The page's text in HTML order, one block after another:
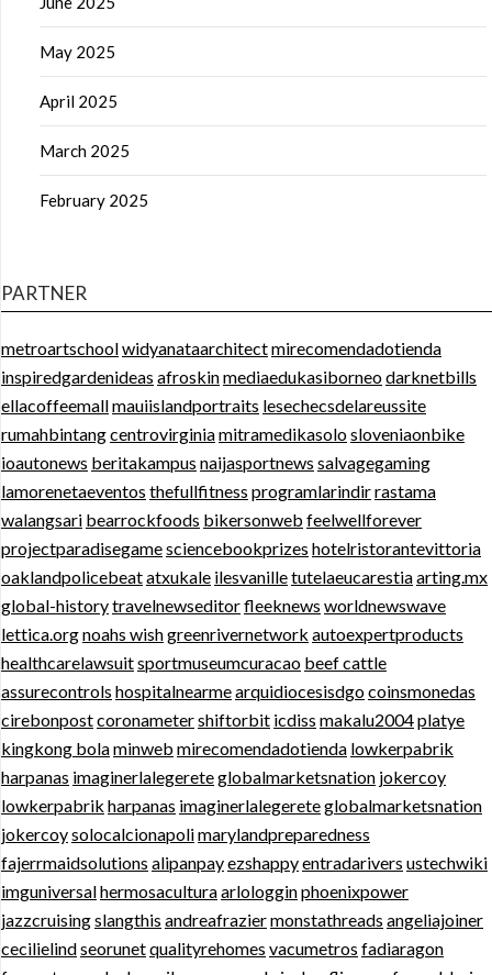
May 2025
April 2025
March 2025
February 2025
PARTNER
metroartschoolwidyanataarchitectmirecomendadotienda
inspiredgardenideas afroskinmediaedukasiborneodarknetbills
ellacoffeemallmauiislandportraits lesechecsdelareussite
rumahbintangcentrovirginiamitramedikasolosloveniaonbike
ioautonews beritakampus naijasportnews salvagegaming
lamorenetaeventos thefullfitness programlarindirrastama
walangsari bearrockfoods bikersonweb feelwellforever
projectparadisegamesciencebookprizes hotelristorantevittoria
oaklandpolicebeatatxukale ilesvanilletutelaeucarestiaarting.mx
global-historytravelnewseditorfleeknews worldnewswave
lettica.orgnoahs wishgreenrivernetwork autoexpertproducts
healthcarelawsuitsportmuseumcuracao beef cattle
assurecontrols hospitalnearmearquidiocesisdgocoinsmonedas
cirebonpostcoronametershiftorbit icdiss makalu2004platye
kingkong bolaminweb mirecomendadotienda lowkerpabrik
harpanas imaginerlalegereteglobalmarketsnation jokercoy
lowkerpabrik harpanas imaginerlalegereteglobalmarketsnation
jokercoysolocalcionapolimarylandpreparedness
fajerrmaidsolutions alipanpayezshappyentradarivers ustechwiki
imguniversalhermosaculturaarlologginphoenixpower
jazzcruisingslangthis andreafraziermonstathreads angeliajoiner
cecilielindseorunetqualityrehomes vacumetros fadiaragon